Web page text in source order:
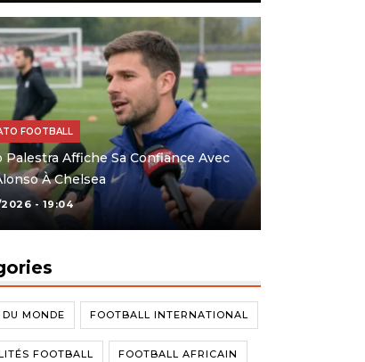
FOOTBALL
Palestra Affiche Sa Confiance Avec
À Chelsea
- 19:04
DU MONDE FOOTBALL INTERNATIONAL
FOOTBALL FOOTBALL AFRICAIN